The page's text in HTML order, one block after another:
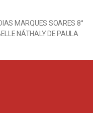
MARQUES SOARES 8°
NÁTHALY DE PAULA